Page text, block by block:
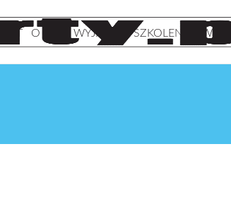
O NAS WYJAZDY SZKOLENIA